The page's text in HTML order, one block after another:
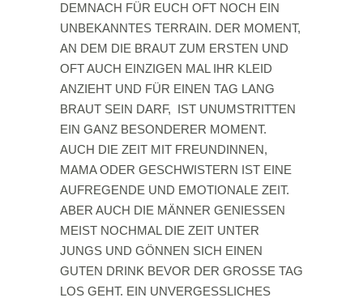
DEMNACH FÜR EUCH OFT NOCH EIN
UNBEKANNTES TERRAIN. DER MOMENT,
AN DEM DIE BRAUT ZUM ERSTEN UND
OFT AUCH EINZIGEN MAL IHR KLEID
ANZIEHT UND FÜR EINEN TAG LANG
BRAUT SEIN DARF, IST UNUMSTRITTEN
EIN GANZ BESONDERER MOMENT.
AUCH DIE ZEIT MIT FREUNDINNEN,
MAMA ODER GESCHWISTERN IST EINE
AUFREGENDE UND EMOTIONALE ZEIT.
ABER AUCH DIE MÄNNER GENIESSEN
MEIST NOCHMAL DIE ZEIT UNTER
JUNGS UND GÖNNEN SICH EINEN
GUTEN DRINK BEVOR DER GROSSE TAG
LOS GEHT. EIN UNVERGESSLICHES